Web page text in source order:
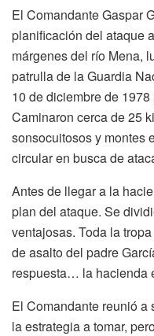
El Comandante Gaspar
planificación del ataque
márgenes del río Mena,
patrulla de la Guardia
10 de diciembre de
Caminaron cerca de 25
sonsocuitosos y montes
circular en busca de
Antes de llegar a la
plan del ataque. Se
ventajosas. Toda la
de asalto del padre
respuesta… la hacienda
El Comandante reunió a
la estrategia a tomar,